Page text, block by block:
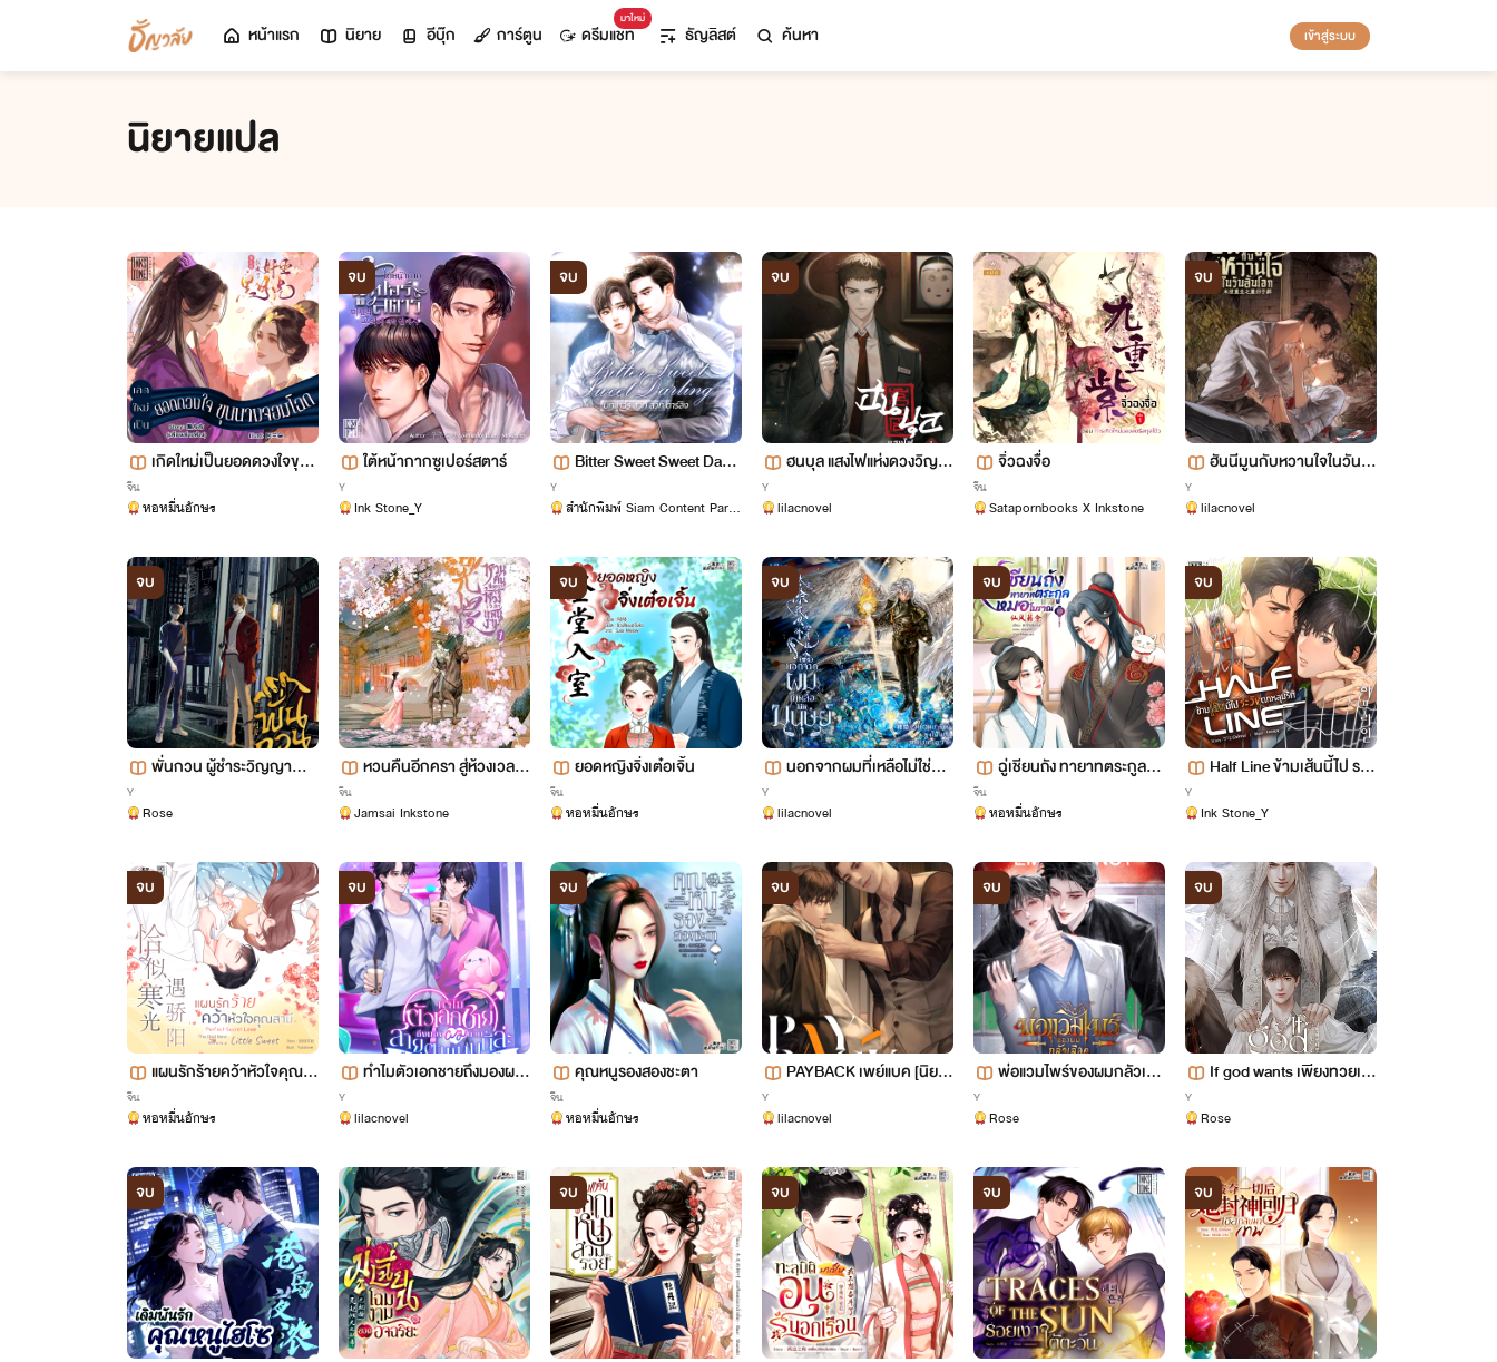
หน้าแรก นิยาย อีบุ๊ก การ์ตูน
มาใหม่
ดรีมแชท ธัญลิสต์ ค้นหา เข้าสู่ระบบ
นิยายแปล
เกิดใหม่เป็นยอดดวงใจขุน
จีน
หอหมื่นอักษร
จบ
ใต้หน้ากากซูเปอร์สตาร์
Y
Ink Stone_Y
จบ
Bitter Sweet Sweet Darli
Y
สำนักพิมพ์ Siam Content Partn
จบ
ฮนบุล แสงไฟแห่งดวงวิญญ
Y
lilacnovel
จิ่วฉงจื่อ
จีน
Satapornbooks X Inkstone
จบ
ฮันนีมูนกับหวานใจในวันสิ้
Y
lilacnovel
จบ
พั่นกวน ผู้ชำระวิญญาณ
Y
Rose
หวนคืนอีกครา สู่ห้วงเวลาแ
สิทธิ์ Jamsai x Inkstone)
จีน
Jamsai Inkstone
จบ
ยอดหญิงจิ่งเต๋อเจิ้น
จีน
หอหมื่นอักษร
จบ
นอกจากผมที่เหลือไม่ใช่มนุ
Y
lilacnovel
จบ
ฉู่เชียนถัง ทายาทตระกูลหม
จีน
หอหมื่นอักษร
จบ
Half Line ข้ามเส้นนี้ไป ระวั
Y
Ink Stone_Y
จบ
แผนรักร้ายคว้าหัวใจคุณส
จีน
หอหมื่นอักษร
จบ
ทำไมตัวเอกชายถึงมองผม
แปล]
Y
lilacnovel
จบ
คุณหนูรองสองชะตา
จีน
หอหมื่นอักษร
จบ
PAYBACK เพย์แบค [นิยา
Y
lilacnovel
จบ
พ่อแวมไพร์ของผมกลัวเลือ
ายแปล]
Y
Rose
จบ
If god wants เพียงทวยเท
[ปิดการขาย 29/09/2026]
Y
Rose
จบ จบ จบ จบ จบ